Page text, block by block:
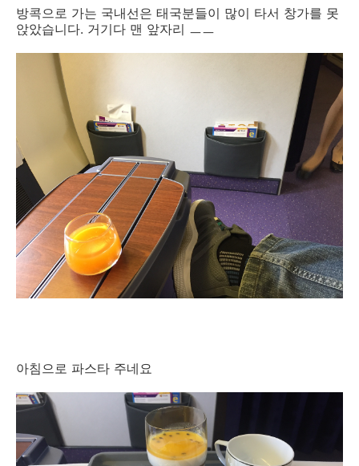
방콕으로 가는 국내선은 태국분들이 많이 타서 창가를 못
앉았습니다. 거기다 맨 앞자리 ㅡㅡ
아침으로 파스타 주네요